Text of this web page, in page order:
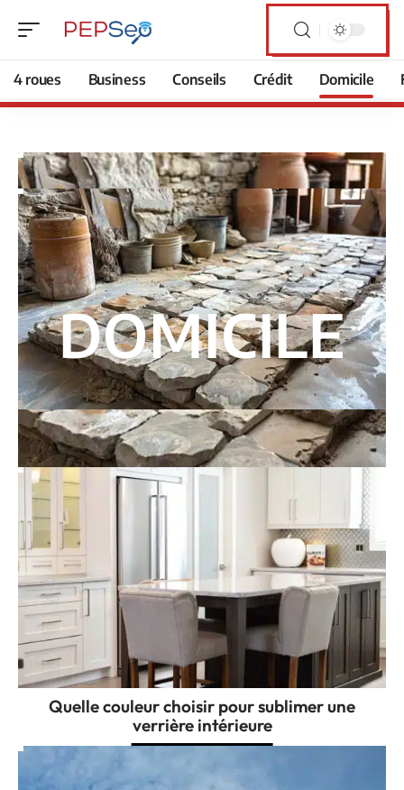
4 roues Business Conseils Crédit Domicile
DOMICILE
Réussir la pose de pierre de travertin
comme un pro
Quelle couleur choisir pour sublimer une
verrière intérieure